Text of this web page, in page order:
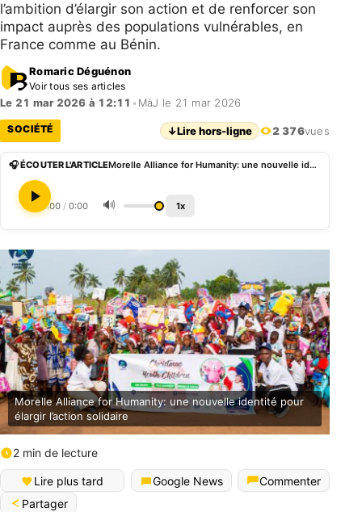
l’ambition d’élargir son action et de renforcer son
impact auprès des populations vulnérables, en
France comme au Bénin.
Romaric Déguénon
Voir tous ses articles
Le 21 mar 2026 à 12:11 • MàJ le 21 mar 2026
SOCIÉTÉ ↓Lire hors-ligne 2 376vues
🎧 ÉCOUTER L'ARTICLE Morelle Alliance for Humanity: une nouvelle identité pour élargir l’action solidaire
0:00 / 0:00 🔊 1x
Morelle Alliance for Humanity: une nouvelle identité pour
élargir l’action solidaire
2 min de lecture
Lire plus tard Google News
Commenter
Partager